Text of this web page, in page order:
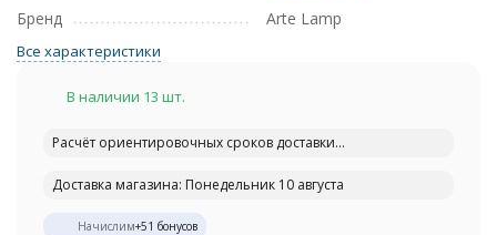
Бренд
Arte Lamp
Все характеристики
В наличии 13 шт.
Расчёт ориентировочных сроков доставки...
Доставка магазина: Понедельник 10 августа
Начислим+51 бонусов